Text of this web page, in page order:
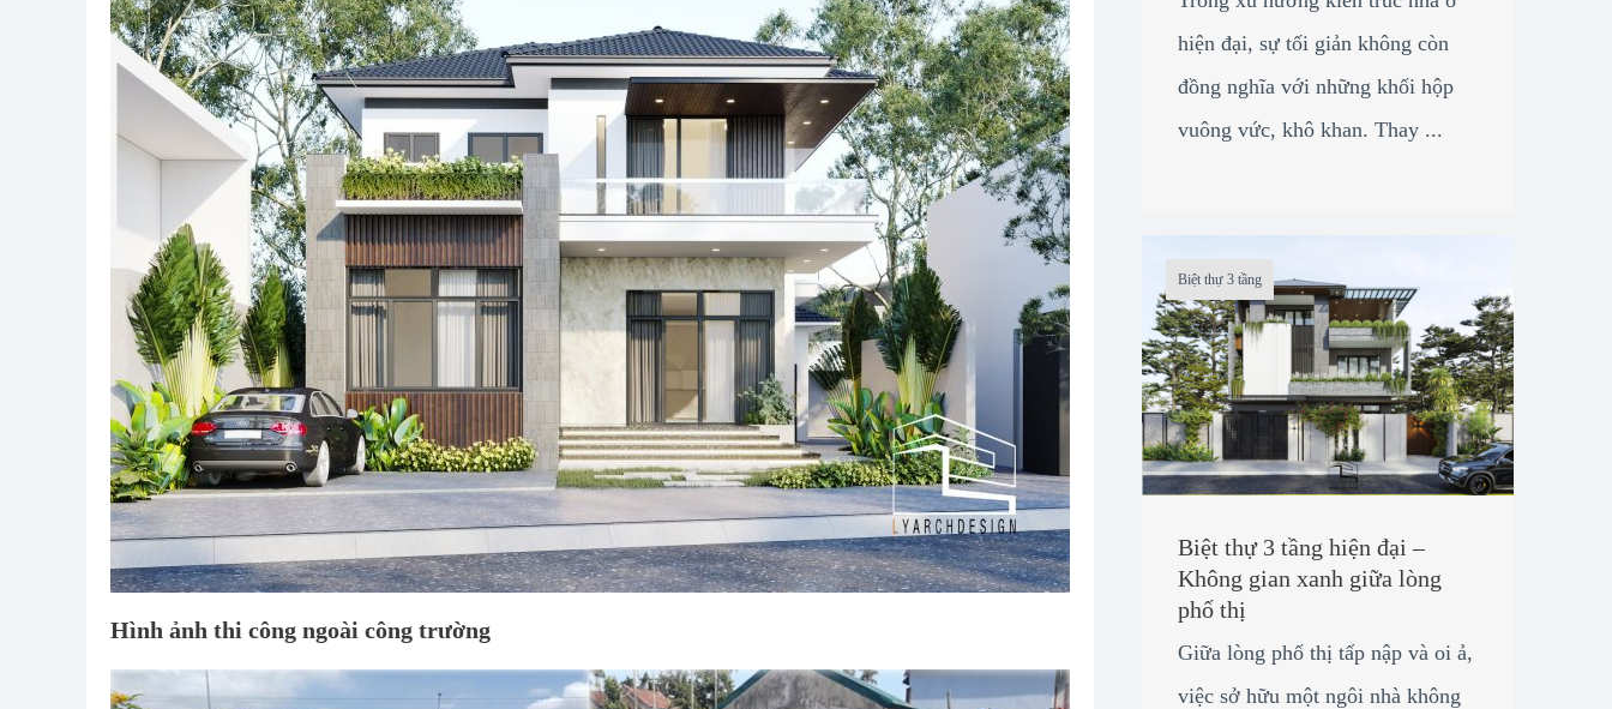
Hình ảnh thi công ngoài công trường
hiện đại, sự tối giản không còn
đồng nghĩa với những khối hộp
vuông vức, khô khan. Thay ...
Biệt thự 3 tầng
Biệt thự 3 tầng hiện đại –
Không gian xanh giữa lòng
phố thị
Giữa lòng phố thị tấp nập và oi ả,
việc sở hữu một ngôi nhà không